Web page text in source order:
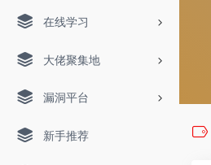
在线学习
大佬聚集地
漏洞平台
新手推荐